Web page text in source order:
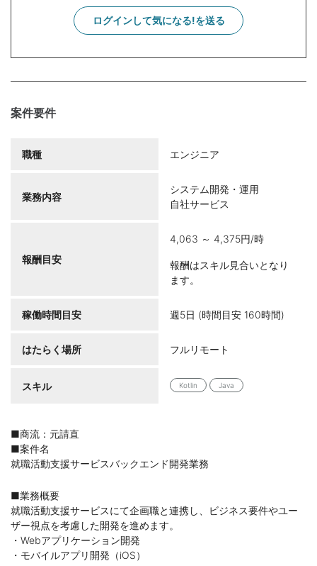
ログインして気になる!を送る
案件要件
職種 エンジニア
業務内容
システム開発・運用
自社サービス
報酬目安
4,063 ～ 4,375円/時
報酬はスキル見合いとなり
ます。
稼働時間目安 週5日 (時間目安 160時間)
はたらく場所 フルリモート
スキル Kotlin Java
■商流：元請直
■案件名
就職活動支援サービスバックエンド開発業務
■業務概要
就職活動支援サービスにて企画職と連携し、ビジネス要件やユー
ザー視点を考慮した開発を進めます。
・Webアプリケーション開発
・モバイルアプリ開発（iOS）